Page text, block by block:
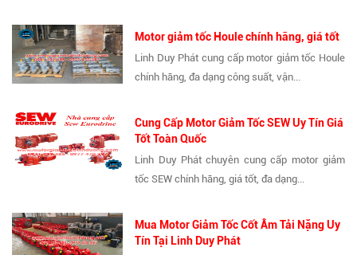
Motor giảm tốc Houle chính hãng, giá tốt
Linh Duy Phát cung cấp motor giảm tốc Houle
chính hãng, đa dạng công suất, vận...
Cung Cấp Motor Giảm Tốc SEW Uy Tín Giá
Tốt Toàn Quốc
Linh Duy Phát chuyên cung cấp motor giảm
tốc SEW chính hãng, giá tốt, đa dạng...
Mua Motor Giảm Tốc Cốt Âm Tải Nặng Uy
Tín Tại Linh Duy Phát